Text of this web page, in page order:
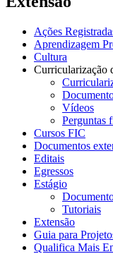
Ações
Aprendizagem
Cultura
Curricularização
Vídeos
Perguntas
Cursos FIC
Documentos
Editais
Egressos
Estágio
Tutoriais
Extensão
Guia para
Qualifica Mais